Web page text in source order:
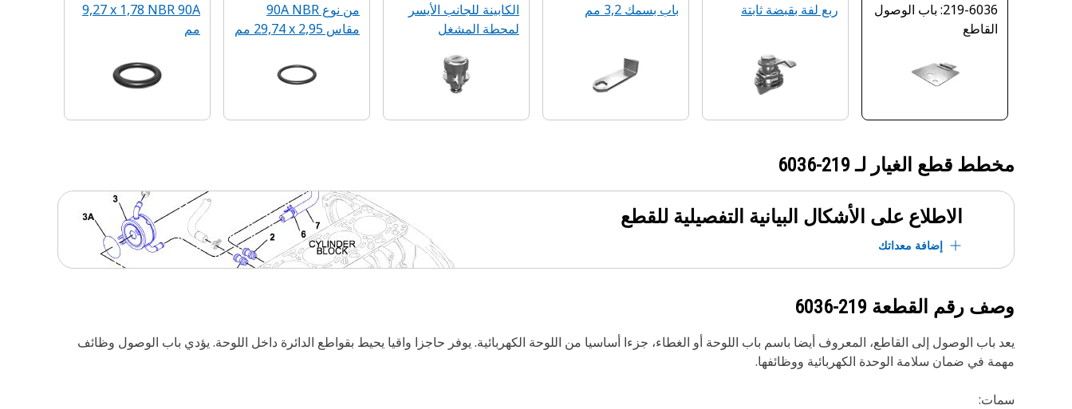
219-6036: باب الوصول
القاطع
ربع لفة بقبضة ثابتة
باب بسمك 3,2 مم
الكابينة للجانب الأيسر
لمحطة المشغل
من نوع 90A NBR
مقاس 2,95 x‏ 29,74 مم
90A‏ NBR‏ 1,78 ‏x‏ 9,27
مم
مخطط قطع الغيار لـ 219-6036
الاطلاع على الأشكال البيانية التفصيلية للقطع
إضافة معداتك
وصف رقم القطعة 219-6036
يعد باب الوصول إلى القاطع، المعروف أيضا باسم باب اللوحة أو الغطاء، جزءا أساسيا من اللوحة الكهربائية. يوفر حاجزا واقيا يحيط بقواطع الدائرة داخل اللوحة. يؤدي باب الوصول وظائف
مهمة في ضمان سلامة الوحدة الكهربائية ووظائفها.
سمات: